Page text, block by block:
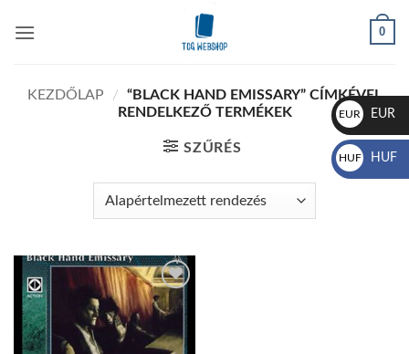
0
KEZDŐLAP /
“BLACK HAND EMISSARY” CÍMKÉVEL
RENDELKEZŐ TERMÉKEK
SZŰRÉS
Add to
wishlist
EUR
€
EUR
HUF
Ft
HUF